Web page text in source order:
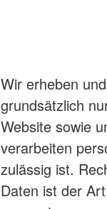
Wir erheben
grundsätzlich
Website sowie
verarbeiten
zulässig ist.
Daten ist der